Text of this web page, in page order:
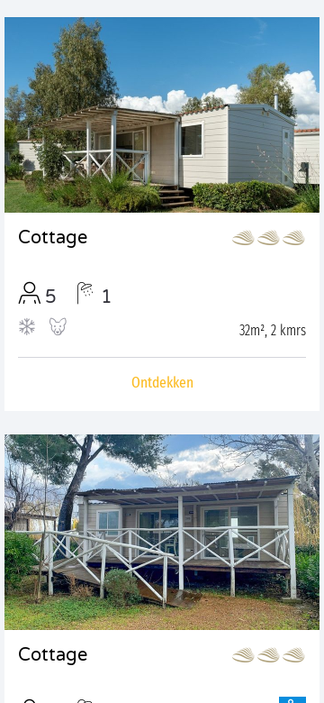
Cottage
5 1
32m², 2 kmrs
Ontdekken
Cottage